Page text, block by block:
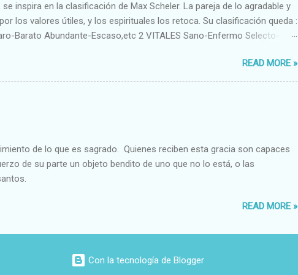
inspira en la clasificación de Max Scheler. La pareja de lo agradable y
los valores útiles, y los espirituales los retoca. Su clasificación queda :
Barato Abundante-Escaso,etc 2 VITALES Sano-Enfermo Selecto-
b) Morales Bueno-malo Bondadoso-malvado Justo-Injusto
d) Estéticos Bello-Feo Gracioso-Tosco Elegante-Inelegante
READ MORE »
de lo que es sagrado. Quienes reciben esta gracia son capaces
de su parte un objeto bendito de uno que no lo está, o las
READ MORE »
Con la tecnología de Blogger